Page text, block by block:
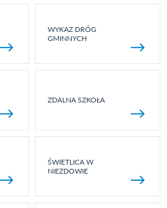
WYKAZ DRÓG
GMINNYCH
ZDALNA SZKOŁA
ŚWIETLICA W
NIEZDOWIE